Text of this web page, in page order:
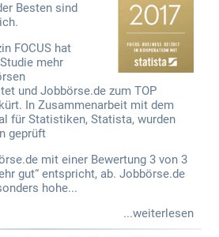
Besten sind
FOCUS hat
mehr
und Jobbörse.de zum TOP
In Zusammenarbeit mit dem
für Statistiken, Statista, wurden
geprüft
mit einer Bewertung 3 von 3
gut“ entspricht, ab. Jobbörse.de
hohe...
...weiterlesen